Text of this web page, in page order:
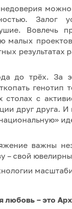
Вовлечь
малых
результатах
до трёх. За
генотип
столах с
друг друга. И
важны
– свой
– это